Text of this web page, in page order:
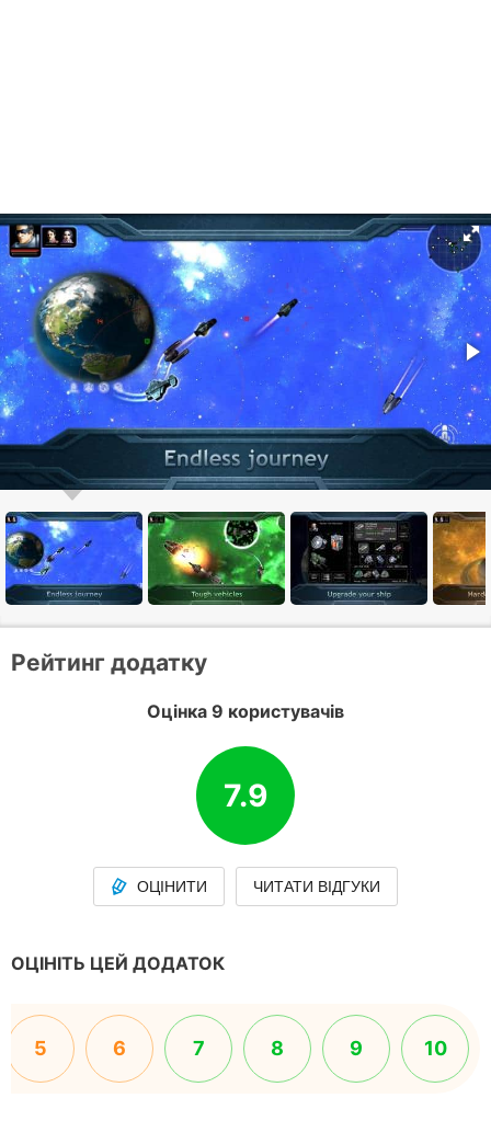
Рейтинг додатку
Оцінка 9 користувачів
7.9
ОЦІНИТИ ЧИТАТИ ВІДГУКИ
ОЦІНІТЬ ЦЕЙ ДОДАТОК
5 6 7 8 9 10